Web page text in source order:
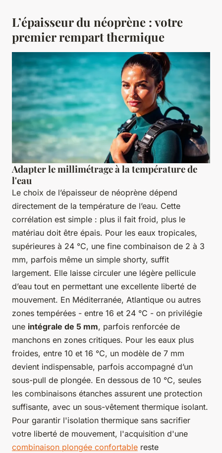
L’épaisseur du néoprène : votre
premier rempart thermique
Adapter le millimétrage à la température de
l'eau
Le choix de l’épaisseur de néoprène dépend
directement de la température de l’eau. Cette
corrélation est simple : plus il fait froid, plus le
matériau doit être épais. Pour les eaux tropicales,
supérieures à 24 °C, une fine combinaison de 2 à 3
mm, parfois même un simple shorty, suffit
largement. Elle laisse circuler une légère pellicule
d’eau tout en permettant une excellente liberté de
mouvement. En Méditerranée, Atlantique ou autres
zones tempérées - entre 16 et 24 °C - on privilégie
une intégrale de 5 mm, parfois renforcée de
manchons en zones critiques. Pour les eaux plus
froides, entre 10 et 16 °C, un modèle de 7 mm
devient indispensable, parfois accompagné d’un
sous-pull de plongée. En dessous de 10 °C, seules
les combinaisons étanches assurent une protection
suffisante, avec un sous-vêtement thermique isolant.
Pour garantir l'isolation thermique sans sacrifier
votre liberté de mouvement, l'acquisition d'une
combinaison plongée confortable reste